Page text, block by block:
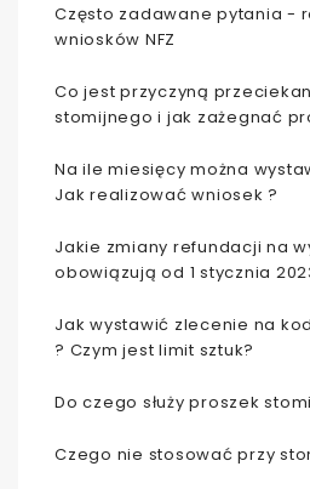
Często zadawane pytania -
wniosków NFZ
Co jest przyczyną
stomijnego i jak zażegnać
Na ile miesięcy można
Jak realizować wniosek ?
Jakie zmiany refundacji na
obowiązują od 1 stycznia
Jak wystawić zlecenie na kod
? Czym jest limit sztuk?
Do czego służy proszek
Czego nie stosować przy